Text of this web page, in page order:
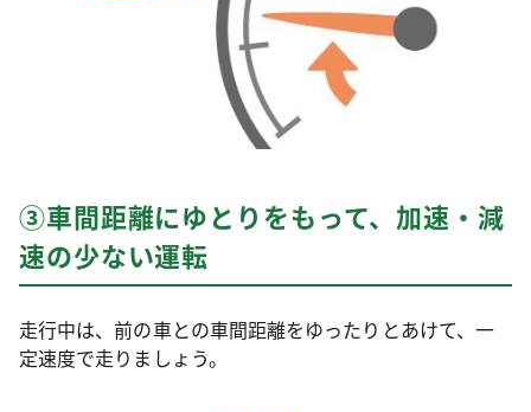
③車間距離にゆとりをもって、加速・減
速の少ない運転
走行中は、前の車との車間距離をゆったりとあけて、一
定速度で走りましょう。